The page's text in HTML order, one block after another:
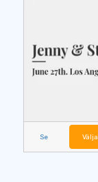
Se Välja